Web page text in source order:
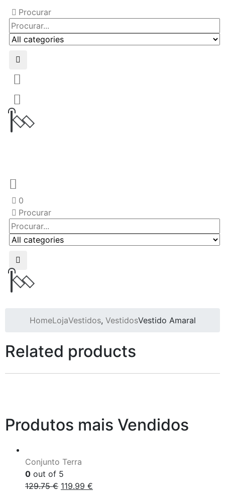
Procurar
0
Procurar
HomeLojaVestidos, VestidosVestido Amaral
Related products
Produtos mais Vendidos
Conjunto Terra
0 out of 5
129.75€ 119.99 €